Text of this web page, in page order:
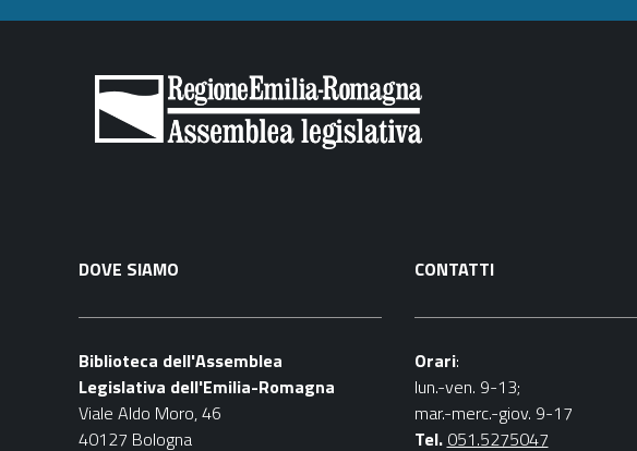
DOVE SIAMO
Biblioteca dell'Assemblea
Legislativa dell'Emilia-Romagna
Viale Aldo Moro, 46
40127 Bologna
CONTATTI
Orari:
lun.-ven. 9-13;
mar.-merc.-giov. 9-17
Tel. 051.5275047